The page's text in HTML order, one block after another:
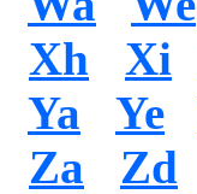
Xh
Xi
Ya
Ye
Za
Zd